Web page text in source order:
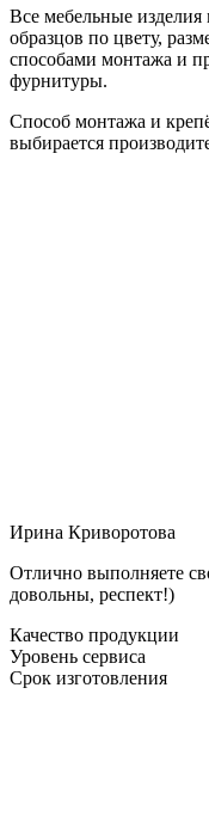
Все мебельные изделия
образцов по цвету,
способами монтажа и
фурнитуры.
Способ монтажа и
выбирается
Ирина Криворотова
Отлично выполняете
довольны, респект!)
Качество продукции
Уровень сервиса
Срок изготовления